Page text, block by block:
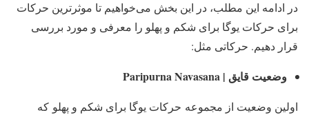
در ادامه این مطلب، در این بخش می‌خواهیم تا موثرترین حرکات
برای حرکات یوگا برای شکم و پهلو را معرفی و مورد بررسی
قرار دهیم. حرکاتی مثل:
وضعیت قایق | Paripurna Navasana
اولین وضعیت از مجموعه حرکات یوگا برای شکم و پهلو که